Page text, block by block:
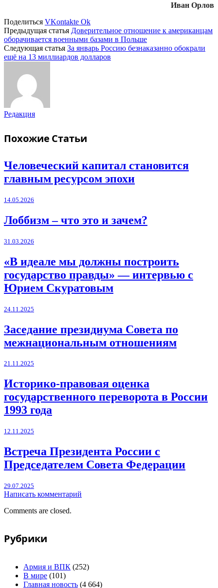
Иван Орлов
Поделиться VKontakte Ok
Предыдущая статья Доверительное отношение к американцам
оборачивается военными базами в Польше
Следующая статья За январь Россию безнаказанно обокрали
ещё на 13 миллиардов долларов
Редакция
Похожие Статьи
Человеческий капитал становится
главным ресурсом эпохи
14.05.2026
Лоббизм – что это и зачем?
31.03.2026
«В идеале мы должны построить
государство правды» — интервью с
Юрием Скуратовым
24.11.2025
Заседание президиума Совета по
межнациональным отношениям
21.11.2025
Историко-правовая оценка
государственного переворота в России
1993 года
12.11.2025
Встреча Президента России с
Председателем Совета Федерации
29.07.2025
Написать комментарий
Comments are closed.
Рубрики
Армия и ВПК (252)
В мире (101)
Главная новость (4 664)